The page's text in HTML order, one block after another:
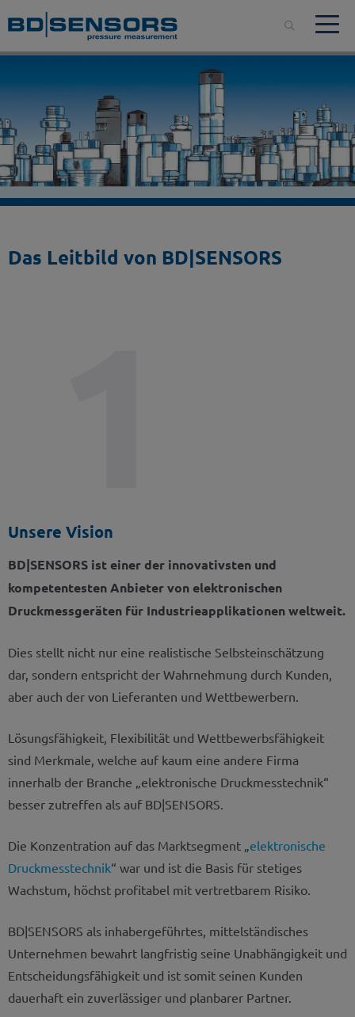
Das Leitbild von BD|SENSORS
Unsere Vision
BD|SENSORS ist einer der innovativsten und
kompetentesten Anbieter von elektronischen
Druckmessgeräten für Industrieapplikationen weltweit.
Dies stellt nicht nur eine realistische Selbsteinschätzung
dar, sondern entspricht der Wahrnehmung durch Kunden,
aber auch der von Lieferanten und Wettbewerbern.
Lösungsfähigkeit, Flexibilität und Wettbewerbsfähigkeit
sind Merkmale, welche auf kaum eine andere Firma
innerhalb der Branche „elektronische Druckmesstechnik“
besser zutreffen als auf BD|SENSORS.
Die Konzentration auf das Marktsegment „ elektronische
Druckmesstechnik“ war und ist die Basis für stetiges
Wachstum, höchst profitabel mit vertretbarem Risiko.
BD|SENSORS als inhabergeführtes, mittelständisches
Unternehmen bewahrt langfristig seine Unabhängigkeit und
Entscheidungsfähigkeit und ist somit seinen Kunden
dauerhaft ein zuverlässiger und planbarer Partner.